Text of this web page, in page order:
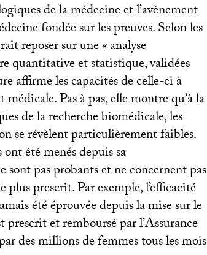
de la médecine et l’avènement
fondée sur les preuves. Selon les
reposer sur une «analyse
quantitative et statistique, validées
affirme les capacités de celle-ci à
Pas à pas, elle montre qu’à la
de la recherche biomédicale, les
se révèlent particulièrement faibles.
été menés depuis sa
pas probants et ne concernent pas
prescrit. Par exemple, l’efficacité
été éprouvée depuis la mise sur le
et remboursé par l’Assurance
des millions de femmes tous les mois